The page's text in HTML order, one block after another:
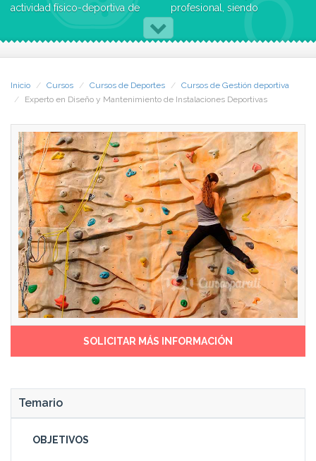
actividad físico-deportiva de
espacios de práctica y de
encontramos en nuestro
entorno. Nos ayuda a
entender la envergadura que
tiene actualmente la red de
profesional, siendo
verdaderamente útil, práctico
y cercano a la realidad,
garantizando la preparación
para dirigir o formar parte de
construcción de una
Instalación Deportiva acorde
a las tendencias actuales.
Inicio Cursos Cursos de Deportes
Cursos de Gestión deportiva
Experto en Diseño y Mantenimiento de Instalaciones Deportivas
SOLICITAR MÁS INFORMACIÓN
Temario
OBJETIVOS